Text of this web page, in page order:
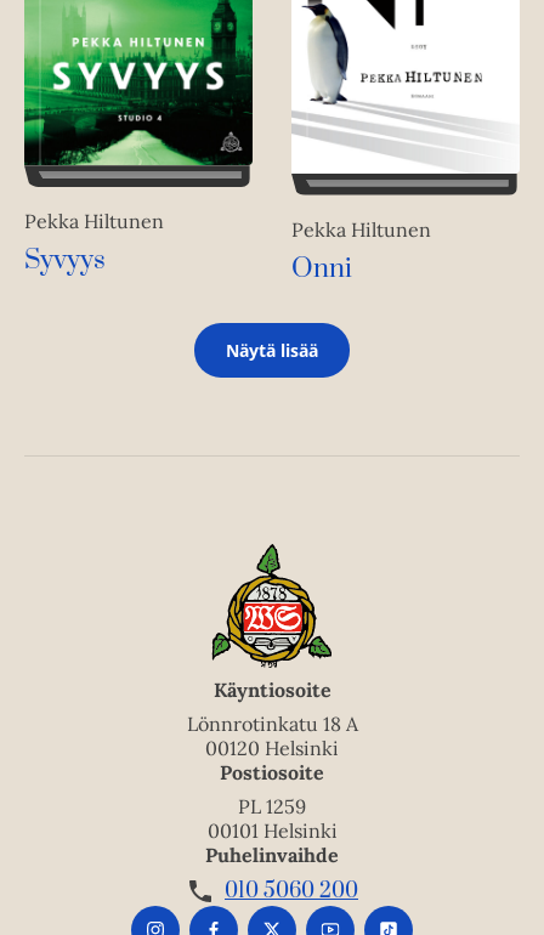
Pekka Hiltunen
Syvyys
Pekka Hiltunen
Onni
Näytä lisää
Käyntiosoite
Lönnrotinkatu 18 A
00120 Helsinki
Postiosoite
PL 1259
00101 Helsinki
Puhelinvaihde
010 5060 200